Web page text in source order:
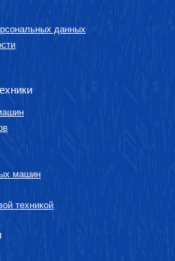
данных
машин
техникой